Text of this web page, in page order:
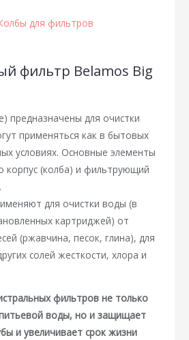
для фильтров
фильтр Belamos Big
предназначены для очистки
применяться как в бытовых
условиях. Основные элементы
корпус (колба) и фильтрующий
для очистки воды (в
картриджей) от
(ржавчина, песок, глина), для
солей жесткости, хлора и
фильтров не только
воды, но и защищает
и увеличивает срок жизни